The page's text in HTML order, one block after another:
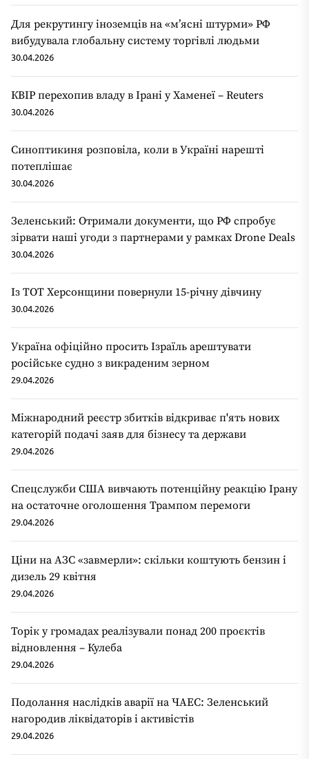
Для рекрутингу іноземців на «мʼясні штурми» РФ
вибудувала глобальну систему торгівлі людьми
30.04.2026
КВІР перехопив владу в Ірані у Хаменеї – Reuters
30.04.2026
Синоптикиня розповіла, коли в Україні нарешті
потеплішає
30.04.2026
Зеленський: Отримали документи, що РФ спробує
зірвати наші угоди з партнерами у рамках Drone Deals
30.04.2026
Із ТОТ Херсонщини повернули 15-річну дівчину
30.04.2026
Україна офіційно просить Ізраїль арештувати
російське судно з викраденим зерном
29.04.2026
Міжнародний реєстр збитків відкриває п'ять нових
категорій подачі заяв для бізнесу та держави
29.04.2026
Спецслужби США вивчають потенційну реакцію Ірану
на остаточне оголошення Трампом перемоги
29.04.2026
Ціни на АЗС «завмерли»: скільки коштують бензин і
дизель 29 квітня
29.04.2026
Торік у громадах реалізували понад 200 проєктів
відновлення – Кулеба
29.04.2026
Подолання наслідків аварії на ЧАЕС: Зеленський
нагородив ліквідаторів і активістів
29.04.2026